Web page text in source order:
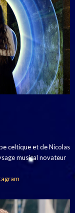
celtique et de Nicolas
musical novateur